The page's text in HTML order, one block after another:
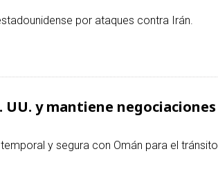
por ataques contra Irán.
UU. y mantiene negociaciones
y segura con Omán para el tránsito